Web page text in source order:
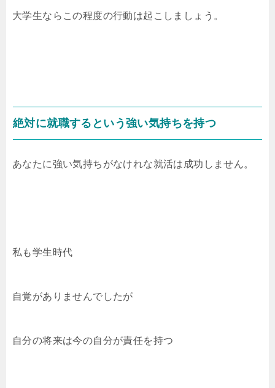
大学生ならこの程度の行動は起こしましょう。
絶対に就職するという強い気持ちを持つ
あなたに強い気持ちがなけれな就活は成功しません。
私も学生時代
自覚がありませんでしたが
自分の将来は今の自分が責任を持つ